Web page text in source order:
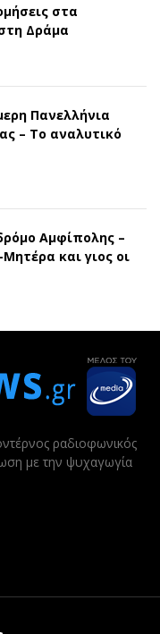
στα
Δράμα
Πανελλήνια
– Το αναλυτικό
Αμφίπολης –
και γιος οι
ραδιοφωνικός
με την ψυχαγωγία